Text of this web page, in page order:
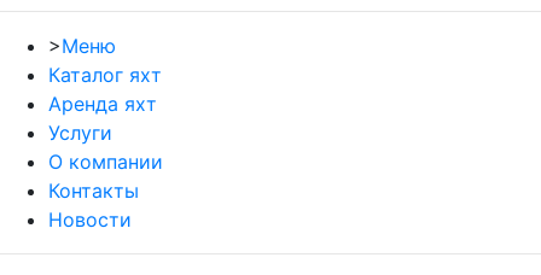
>Меню
Каталог яхт
Аренда яхт
Услуги
О компании
Контакты
Новости